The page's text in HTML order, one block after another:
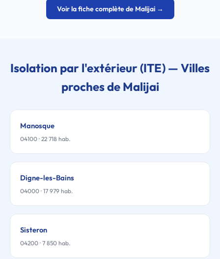
Voir la fiche complète de Malijai →
Isolation par l'extérieur (ITE) — Villes
proches de Malijai
Manosque
04100 · 22 718 hab.
Digne-les-Bains
04000 · 17 979 hab.
Sisteron
04200 · 7 850 hab.